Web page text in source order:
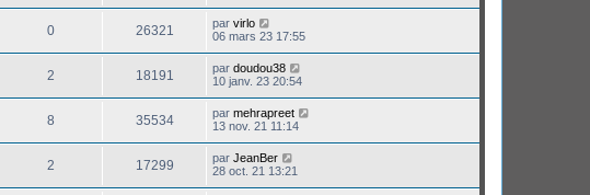
0 26321 par virlo
06 mars 23 17:55
2 18191 par doudou38
10 janv. 23 20:54
8 35534 par mehrapreet
13 nov. 21 11:14
2 17299 par JeanBer
28 oct. 21 13:21